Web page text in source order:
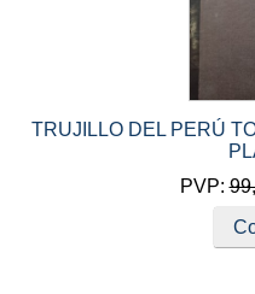
TRUJILLO DEL PERÚ
PVP: